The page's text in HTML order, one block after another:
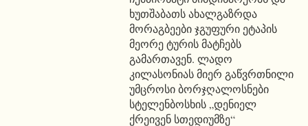
ხუთშაბათს ახალგაზრდა
მორაგბეები ჯგუფური ეტაპის
მეორე ტურის მატჩებს
გამართავენ. ლადო
კილასონიას მიერ გაწვრთნილი
უმცროსი ბორჯღალოსნები
სტელენბოსხის „დენიელ
ქრეივენ სთედიუმზე“